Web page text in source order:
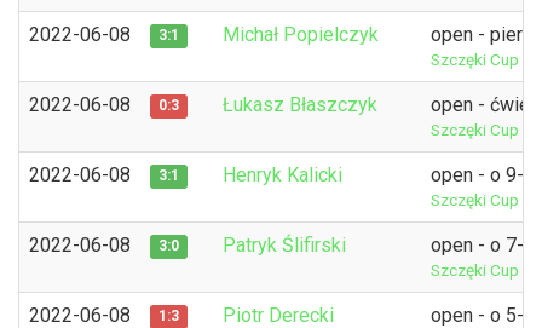
2022-06-08 3:1 Michał Popielczyk open -
Szczęki Cup 5
2022-06-08 0:3 Łukasz Błaszczyk open -
Szczęki Cup 5
2022-06-08 3:1 Henryk Kalicki open - o 9-
Szczęki Cup 5
2022-06-08 3:0 Patryk Ślifirski open - o 7-8
Szczęki Cup 5
2022-06-08 1:3 Piotr Derecki open - o 5-6